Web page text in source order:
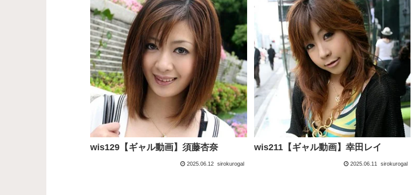
wis129【ギャル動画】須藤杏奈
2025.06.12 sirokurogal
wis211【ギャル動画】幸田レイ
2025.06.11 sirokurogal